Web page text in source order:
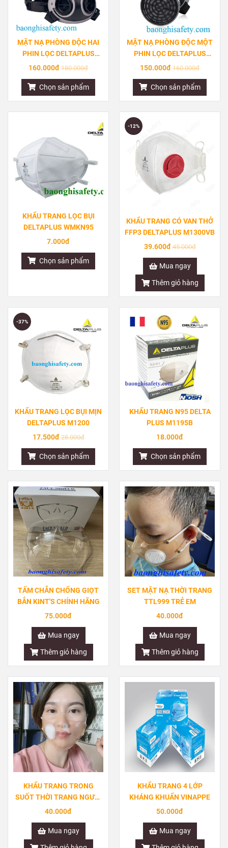
MẶT NẠ PHÒNG ĐỘC HAI
PHIN LỌC DELTAPLUS
M6400
160.000đ 180.000đ
Chọn sản phẩm
MẶT NẠ PHÒNG ĐỘC MỘT
PHIN LỌC DELTAPLUS
M6300
150.000đ 160.000đ
Chọn sản phẩm
KHẨU TRANG LỌC BỤI
DELTAPLUS WMKN95
7.000đ
Chọn sản phẩm
KHẨU TRANG CÓ VAN THỞ
FFP3 DELTAPLUS M1300VB
39.600đ 45.000đ
-12%
Mua ngay
Thêm giỏ hàng
KHẨU TRANG LỌC BỤI MỊN
DELTAPLUS M1200
17.500đ 28.000đ
-37%
Chọn sản phẩm
KHẨU TRANG N95 DELTA
PLUS M1195B
18.000đ
Chọn sản phẩm
TẤM CHẮN CHỐNG GIỌT
BẮN KINT'S CHÍNH HÃNG
75.000đ
Mua ngay
Thêm giỏ hàng
SET MẶT NẠ THỜI TRANG
TTL999 TRẺ EM
40.000đ
Mua ngay
Thêm giỏ hàng
KHẨU TRANG TRONG
SUỐT THỜI TRANG NGƯỜI
LỚN
40.000đ
Mua ngay
KHẨU TRANG 4 LỚP
KHÁNG KHUẨN VINAPPE
50.000đ
Mua ngay